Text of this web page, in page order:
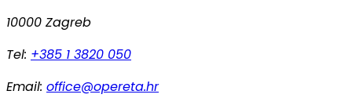
10000 Zagreb
Tel: +385 1 3820 050
Email: office@opereta.hr